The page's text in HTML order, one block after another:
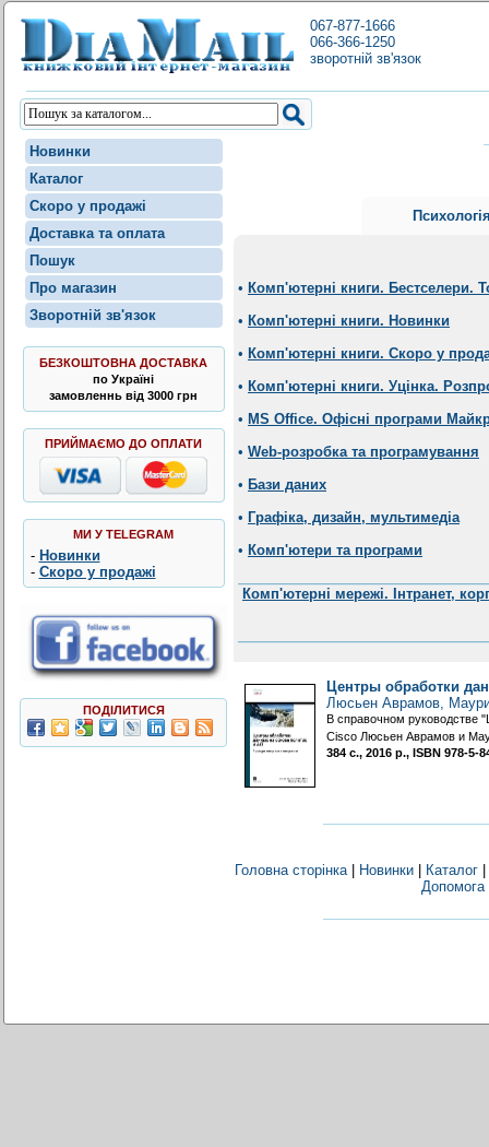
067-877-1666
066-366-1250
зворотній зв'язок
Новинки
Каталог
Скоро у продажі
Доставка та оплата
Пошук
Про магазин
Зворотній зв'язок
БЕЗКОШТОВНА ДОСТАВКА
по Україні
замовленнь від 3000 грн
ПРИЙМАЄМО ДО ОПЛАТИ
МИ У TELEGRAM
- Новинки
- Скоро у продажі
ПОДІЛИТИСЯ
• Комп'ютерні книги. Бестселери.
• Комп'ютерні книги. Новинки
• Комп'ютерні книги. Скоро у
• Комп'ютерні книги. Уцінка.
• MS Office. Офісні програми
• Web-розробка та програмування
• Бази даних
• Графіка, дизайн, мультимедіа
• Комп'ютери та програми
Комп'ютерні мережі. Інтранет,
Центры обработки
Люсьен Аврамов,
В справочном руководстве
Cisco Люсьен Аврамов и
384 с., 2016 р., ISBN 978-5-
Головна сторінка| Новинки| Каталог|
Допомога